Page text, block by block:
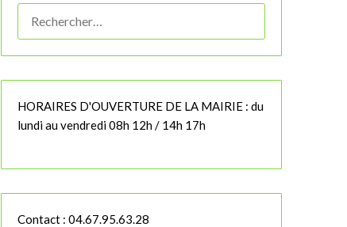
HORAIRES D'OUVERTURE DE LA MAIRIE : du
lundi au vendredi 08h 12h / 14h 17h
Contact : 04.67.95.63.28